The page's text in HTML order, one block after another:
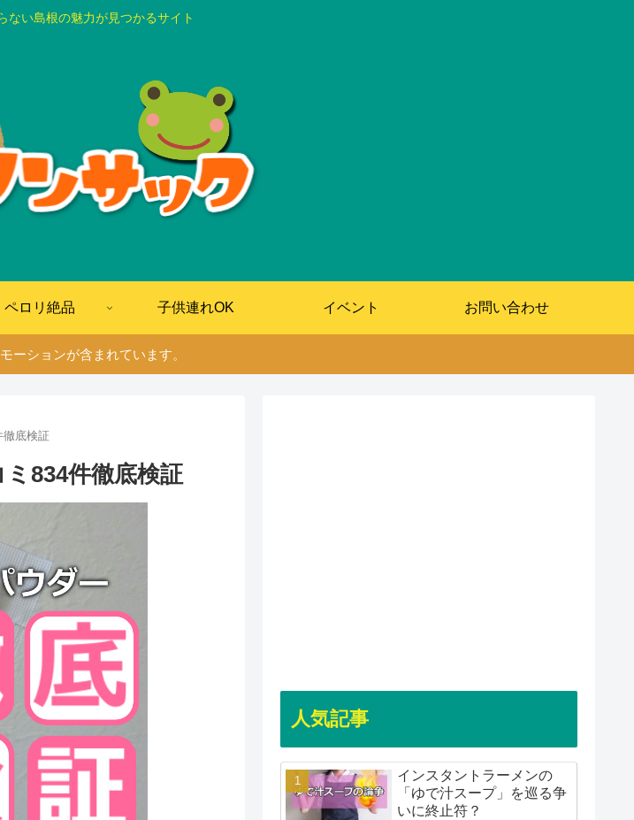
ない島根の魅力が見つかるサイト
ペロリ絶品 子供連れOK イベント お問い合わせ
ーションが含まれています。
徹底検証
834件徹底検証
人気記事
インスタントラーメンの
「ゆで汁スープ」を巡る争
いに終止符？